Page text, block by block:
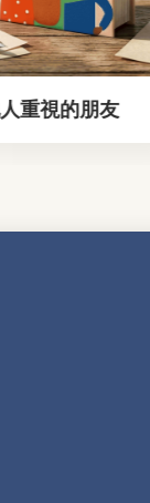
朋友